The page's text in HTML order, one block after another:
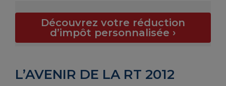
Découvrez votre réduction
d’impôt personnalisée ›
L’AVENIR DE LA RT 2012